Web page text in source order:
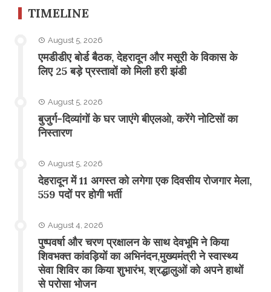
TIMELINE
August 5, 2026
एमडीडीए बोर्ड बैठक, देहरादून और मसूरी के विकास के
लिए 25 बड़े प्रस्तावों को मिली हरी झंडी
August 5, 2026
बुजुर्ग-दिव्यांगों के घर जाएंगे बीएलओ, करेंगे नोटिसों का
निस्तारण
August 5, 2026
​देहरादून में 11 अगस्त को लगेगा एक दिवसीय रोजगार मेला,
559 पदों पर होगी भर्ती
August 4, 2026
पुष्पवर्षा और चरण प्रक्षालन के साथ देवभूमि ने किया
शिवभक्त कांवड़ियों का अभिनंदन,मुख्यमंत्री ने स्वास्थ्य
सेवा शिविर का किया शुभारंभ, श्रद्धालुओं को अपने हाथों
से परोसा भोजन